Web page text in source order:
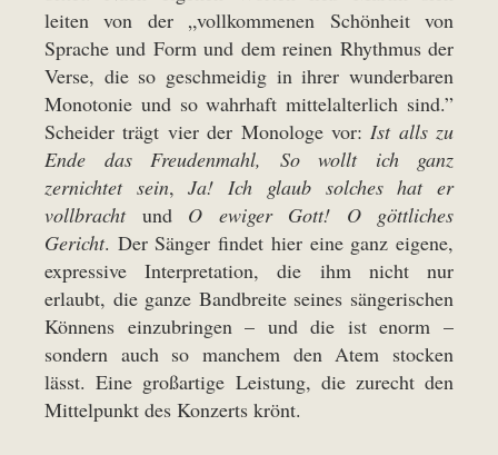
leiten von der „vollkommenen Schönheit von
Sprache und Form und dem reinen Rhythmus der
Verse, die so geschmeidig in ihrer wunderbaren
Monotonie und so wahrhaft mittelalterlich sind.”
Scheider trägt vier der Monologe vor: Ist alls zu
Ende das Freudenmahl, So wollt ich ganz
zernichtet sein,Ja! Ich glaub solches hat er
vollbrachtund O ewiger Gott! O göttliches
Gericht. Der Sänger findet hier eine ganz eigene,
expressive Interpretation, die ihm nicht nur
erlaubt, die ganze Bandbreite seines sängerischen
Könnens einzubringen – und die ist enorm –
sondern auch so manchem den Atem stocken
lässt. Eine großartige Leistung, die zurecht den
Mittelpunkt des Konzerts krönt.